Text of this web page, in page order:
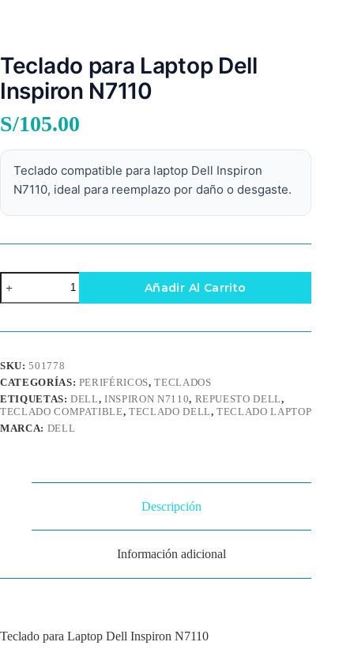
Teclado para Laptop Dell
Inspiron N7110
S/105.00
Teclado compatible para laptop Dell Inspiron
N7110, ideal para reemplazo por daño o desgaste.
Teclado
para
Laptop
Inspiron
Añadir Al Carrito
SKU:501778
CATEGORÍAS: PERIFÉRICOS,TECLADOS
ETIQUETAS:DELL,INSPIRON N7110, REPUESTO DELL,
TECLADO COMPATIBLE,TECLADO DELL,TECLADO LAPTOP
MARCA: DELL
Descripción
Información adicional
Teclado para Laptop Dell Inspiron N7110